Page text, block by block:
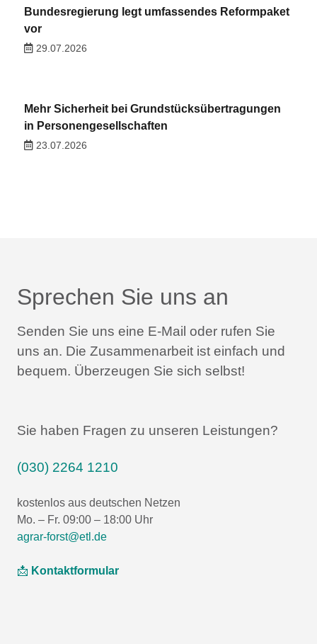
Bundesregierung legt umfassendes Reformpaket
vor
29.07.2026
Mehr Sicherheit bei Grundstücksübertragungen
in Personengesellschaften
23.07.2026
Sprechen Sie uns an
Senden Sie uns eine E-Mail oder rufen Sie
uns an. Die Zusammenarbeit ist einfach und
bequem. Überzeugen Sie sich selbst!
Sie haben Fragen zu unseren Leistungen?
(030) 2264 1210
kostenlos aus deutschen Netzen
Mo. – Fr. 09:00 – 18:00 Uhr
agrar-forst@etl.de
📩 Kontaktformular